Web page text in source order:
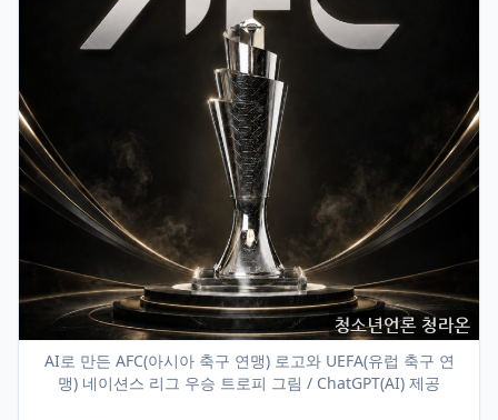
AI로 만든 AFC(아시아 축구 연맹) 로고와 UEFA(유럽 축구 연
맹) 네이션스 리그 우승 트로피 그림 / ChatGPT(AI) 제공